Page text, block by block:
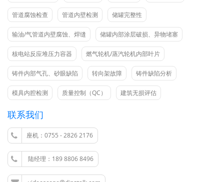
管道腐蚀检查 管道内壁检测 储罐完整性
输油/气管道内壁腐蚀、焊缝 储罐内部涂层破损、异物堵塞
核电站反应堆压力容器 燃气轮机/蒸汽轮机内部叶片
铸件内部气孔、砂眼缺陷 转向架故障 铸件缺陷分析
模具内腔检测 质量控制（QC） 建筑无损评估
联系我们
座机：0755 - 2826 2176
陆经理：189 8806 8496